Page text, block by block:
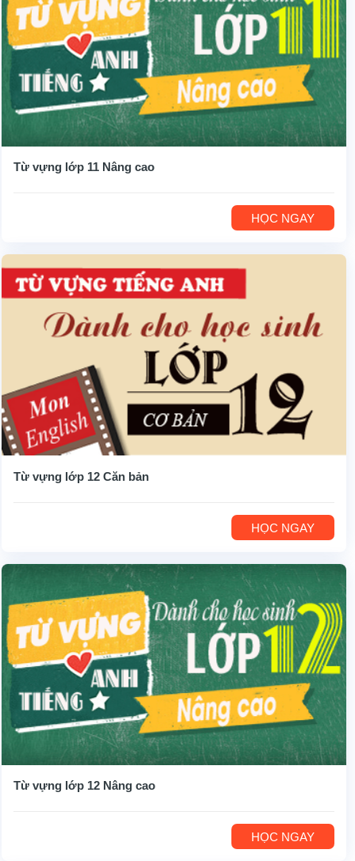
Từ vựng lớp 11 Nâng cao
HỌC NGAY
Từ vựng lớp 12 Căn bản
HỌC NGAY
Từ vựng lớp 12 Nâng cao
HỌC NGAY